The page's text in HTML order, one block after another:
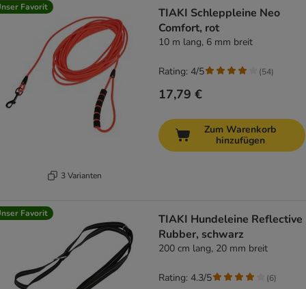
Favorit
3 Varianten
TIAKI Schleppleine Neo
Comfort, rot
10 m lang, 6 mm breit
17,79 €
Rating: 4/5 (54)
Zum Warenkorb
hinzufügen
Favorit
TIAKI Hundeleine Reflective
Rubber, schwarz
200 cm lang, 20 mm breit
Rating: 4.3/5 (6)